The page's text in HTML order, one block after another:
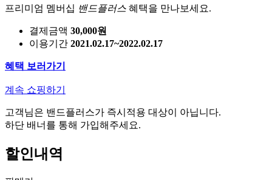
프리미엄 멤버십 밴드플러스 혜택을 만나보세요.
결제금액 30,000원
이용기간 2021.02.17~2022.02.17
혜택 보러가기
계속 쇼핑하기
고객님은 밴드플러스가 즉시적용 대상이 아닙니다.
하단 배너를 통해 가입해주세요.
할인내역